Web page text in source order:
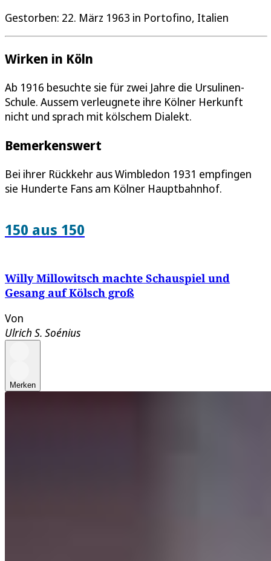
Gestorben: 22. März 1963 in Portofino, Italien
Wirken in Köln
Ab 1916 besuchte sie für zwei Jahre die Ursulinen-
Schule. Aussem verleugnete ihre Kölner Herkunft
nicht und sprach mit kölschem Dialekt.
Bemerkenswert
Bei ihrer Rückkehr aus Wimbledon 1931 empfingen
sie Hunderte Fans am Kölner Hauptbahnhof.
150 aus 150
Willy Millowitsch machte Schauspiel und
Gesang auf Kölsch groß
Von
Ulrich S. Soénius
Merken